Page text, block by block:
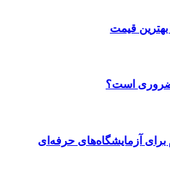
قیمت
ضروری است؟
آزمایشگاه‌های حرفه‌ای